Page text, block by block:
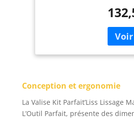
Conception et ergonomie
La Valise Kit Parfait’Liss Lissage
L’Outil Parfait, présente des